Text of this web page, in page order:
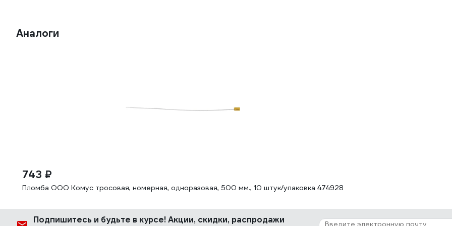
Аналоги
743 ₽
Пломба ООО Комус тросовая, номерная, одноразовая, 500 мм., 10 штук/упаковка 474928
Подпишитесь и будьте в курсе! Акции, скидки, распродажи